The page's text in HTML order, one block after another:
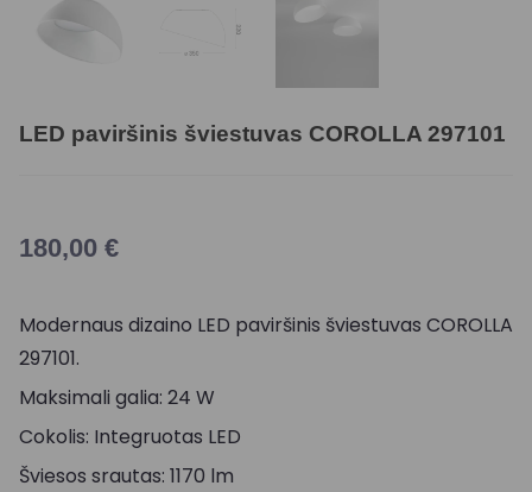
LED paviršinis šviestuvas COROLLA 297101
180,00 €
Modernaus dizaino LED paviršinis šviestuvas COROLLA
297101.
Maksimali galia: 24 W
Cokolis: Integruotas LED
Šviesos srautas: 1170 lm